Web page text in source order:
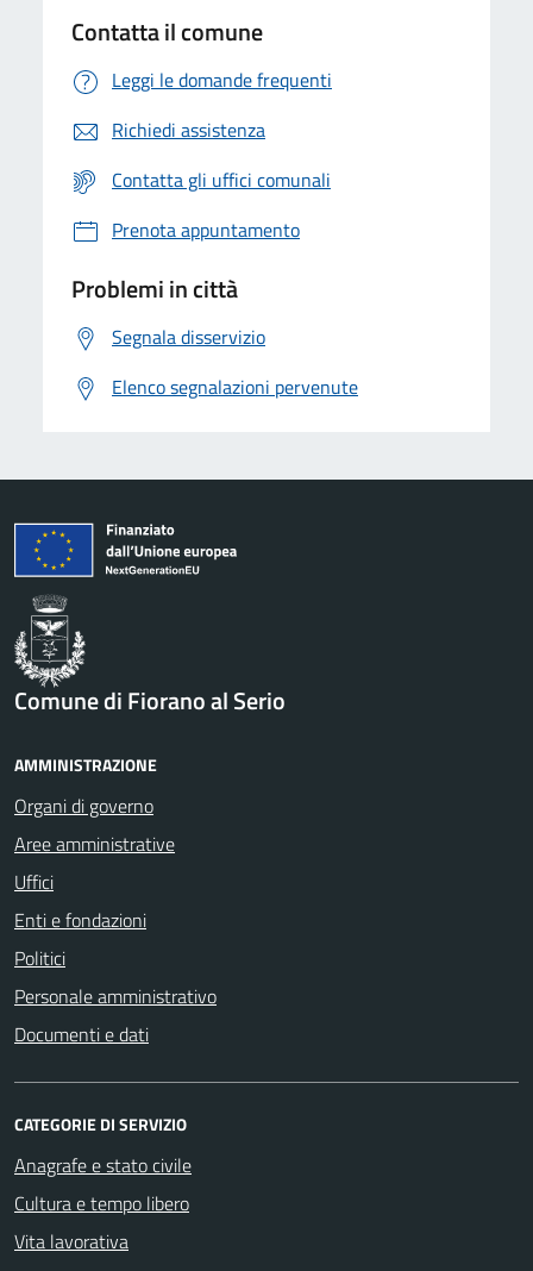
Contatta il comune
Leggi le domande frequenti
Richiedi assistenza
Contatta gli uffici comunali
Prenota appuntamento
Problemi in città
Segnala disservizio
Elenco segnalazioni pervenute
Comune di Fiorano al Serio
AMMINISTRAZIONE
Organi di governo
Aree amministrative
Uffici
Enti e fondazioni
Politici
Personale amministrativo
Documenti e dati
CATEGORIE DI SERVIZIO
Anagrafe e stato civile
Cultura e tempo libero
Vita lavorativa